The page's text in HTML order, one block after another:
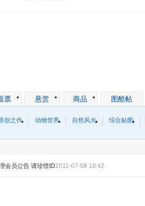
票 悬赏 商品 图酷帖
创之作 动物世界 自然风光 综合贴图
会员公告 请珍惜ID2011-07-08 18:42